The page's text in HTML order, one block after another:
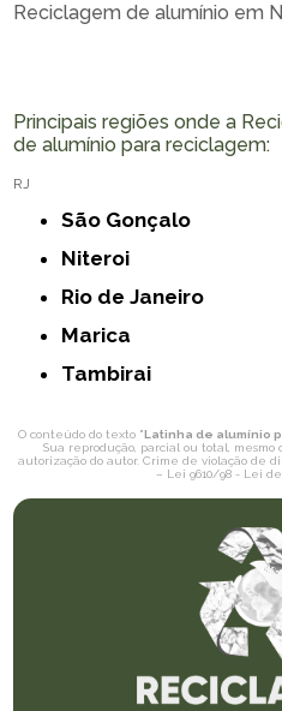
Reciclagem de alumínio em
Principais regiões onde a
de alumínio para reciclagem:
RJ
São Gonçalo
Niteroi
Rio de Janeiro
Marica
Tambirai
O conteúdo do texto "Latinha de alumínio
Sua reprodução, parcial ou total, mesmo
autorização do autor. Crime de violação de
– Lei 9610/98 - Lei